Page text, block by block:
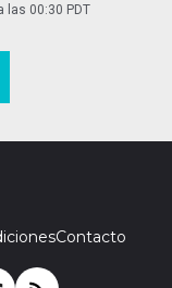
las 00:30 PDT
Contacto